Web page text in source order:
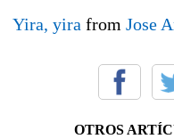
Yira, yira from Jose
OTROS